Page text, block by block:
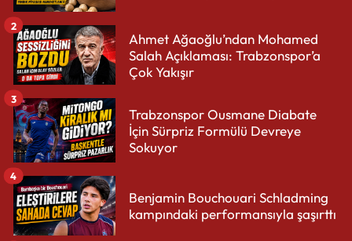
Ahmet Ağaoğlu’ndan Mohamed
Salah Açıklaması: Trabzonspor’a
Çok Yakışır
2
Trabzonspor Ousmane Diabate
İçin Sürpriz Formülü Devreye
Sokuyor
3
Benjamin Bouchouari Schladming
kampındaki performansıyla şaşırttı
4